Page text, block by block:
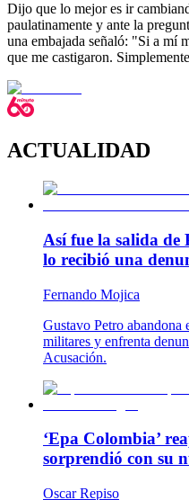
Dijo que lo mejor es ir
paulatinamente y ante la
una embajada señaló: "Si a mí
que me castigaron.
ACTUALIDAD
Así fue la salida de
lo recibió una
Fernando Mojica
Gustavo Petro abandona
militares y enfrenta
Acusación.
‘Epa Colombia’
sorprendió con su
Oscar Repiso